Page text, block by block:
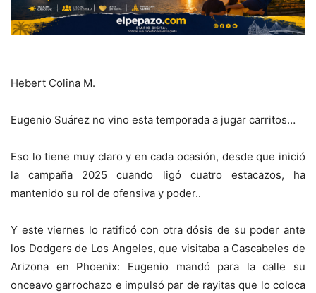
Hebert Colina M.
Eugenio Suárez no vino esta temporada a jugar carritos…
Eso lo tiene muy claro y en cada ocasión, desde que inició
la campaña 2025 cuando ligó cuatro estacazos, ha
mantenido su rol de ofensiva y poder..
Y este viernes lo ratificó con otra dósis de su poder ante
los Dodgers de Los Angeles, que visitaba a Cascabeles de
Arizona en Phoenix: Eugenio mandó para la calle su
onceavo garrochazo e impulsó par de rayitas que lo coloca